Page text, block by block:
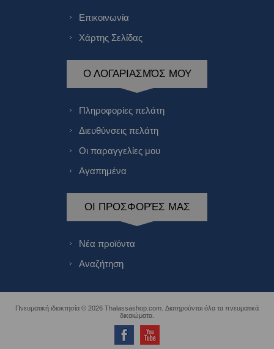
Επικοινωνία
Χάρτης Σελίδας
Ο ΛΟΓΑΡΙΑΣΜΌΣ ΜΟΥ
Πληροφορίες πελάτη
Διευθύνσεις πελάτη
Οι παραγγελίες μου
Αγαπημένα
ΟΙ ΠΡΟΣΦΟΡΈΣ ΜΑΣ
Νέα προϊόντα
Αναζήτηση
Πνευματική ιδιοκτησία © 2026 Thalassashop.com. Διατηρούνται όλα τα πνευματικά
δικαιώματα.